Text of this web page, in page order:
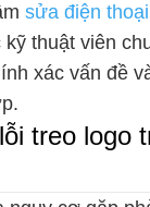
sửa điện
thuật viên
xác vấn đề
treo logo